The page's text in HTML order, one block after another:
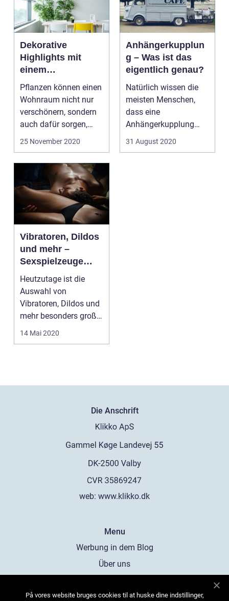
Dekorative
Highlights mit
einem
Pflanzenständer
setzen
Pflanzen können einen
Wohnraum nicht nur
verschönern, sondern
auch dafür sorgen,
dass...
25 November 2020
Anhängerkupplun
g – Was ist das
eigentlich genau?
Natürlich wissen die
meisten Menschen,
dass eine
Anhängerkupplung
zum Fahrzeug gehört
und nicht gera...
31 August 2020
Vibratoren, Dildos
und mehr –
Sexspielzeuge
immer beliebter
Heutzutage ist die
Auswahl von
Vibratoren, Dildos und
mehr besonders groß.
Schon lange handelt
14 Mai 2020
Die Anschrift
web: www.klikko.dk
Menu
Werbung in dem Blog
Über uns
Kontaktiere uns
På vores website bruges cookies til at huske dine indstillinger,